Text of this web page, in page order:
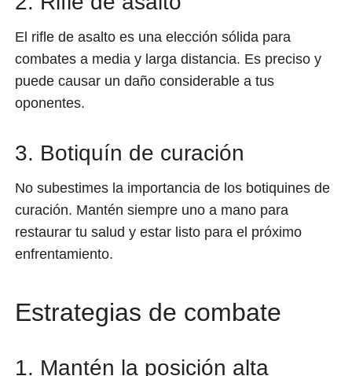
El rifle de asalto es una elección sólida para
combates a media y larga distancia. Es preciso y
puede causar un daño considerable a tus
oponentes.
3. Botiquín de curación
No subestimes la importancia de los botiquines de
curación. Mantén siempre uno a mano para
restaurar tu salud y estar listo para el próximo
enfrentamiento.
Estrategias de combate
1. Mantén la posición alta